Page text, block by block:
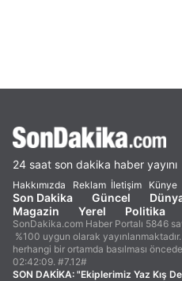
24 saat son dakika haber yayını
Hakkımızda Reklam İletişim Künye
Son Dakika Güncel
Magazin
Yerel Politika
SonDakika.com Haber Portalı 5846
%100 uygun olarak
herhangi bir ortamda basılması
02:42:09. #7.12#
SON DAKİKA: "Ekiplerimiz Yaz Kış